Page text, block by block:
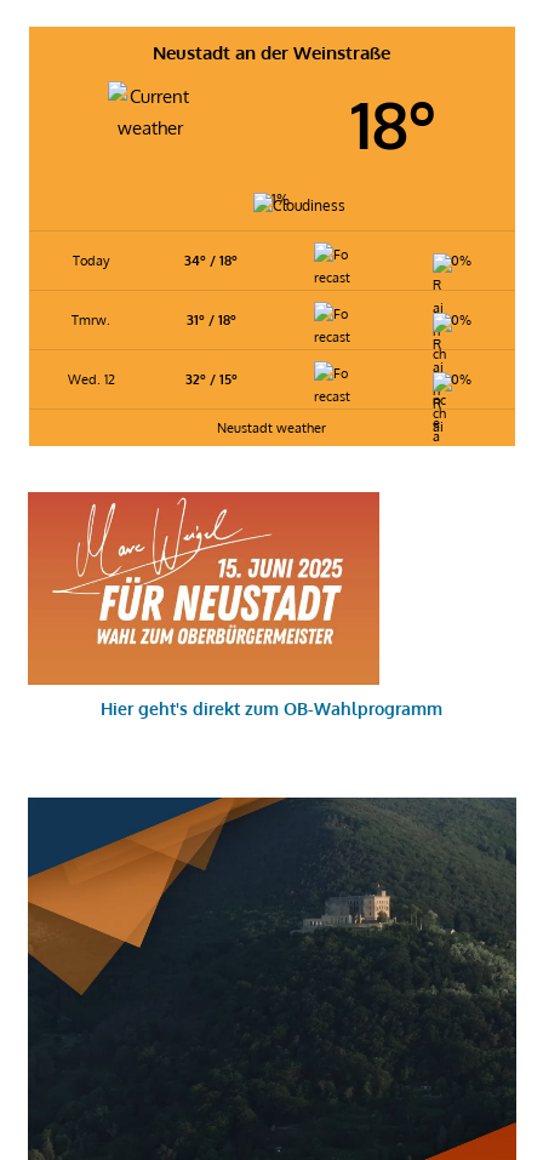
der
BeiträgeNeustadt an der Weinstraße
18º
1%
Today 34º / 18º 0%
Tmrw. 31º / 18º 0%
Wed. 12 32º / 15º 0%
Neustadt weather
Hier geht's direkt zum OB-Wahlprogramm